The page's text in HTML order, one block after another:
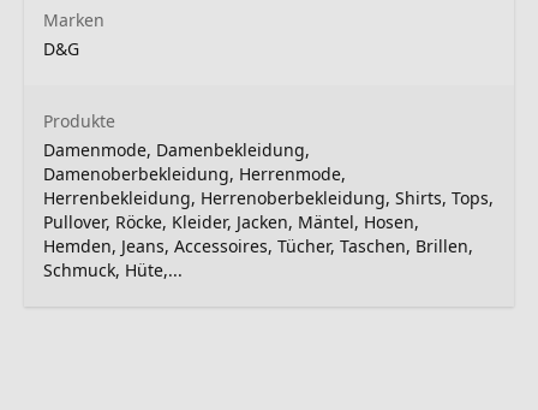
Marken
D&G
Produkte
Damenmode, Damenbekleidung,
Damenoberbekleidung, Herrenmode,
Herrenbekleidung, Herrenoberbekleidung, Shirts, Tops,
Pullover, Röcke, Kleider, Jacken, Mäntel, Hosen,
Hemden, Jeans, Accessoires, Tücher, Taschen, Brillen,
Schmuck, Hüte,...